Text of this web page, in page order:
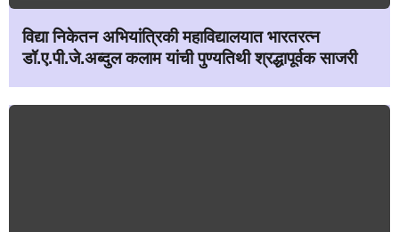
विद्या निकेतन अभियांत्रिकी महाविद्यालयात भारतरत्न
डॉ.ए.पी.जे.अब्दुल कलाम यांची पुण्यतिथी श्रद्धापूर्वक साजरी